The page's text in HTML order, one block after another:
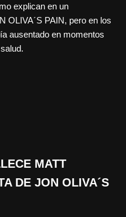
explican en un
OLIVA´S PAIN, pero en los
ausentado en momentos
MATT
DE JON OLIVA´S